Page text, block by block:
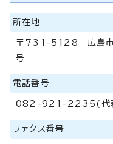
所在地
〒731-5128 広島市
号
電話番号
082-921-2235(代
ファクス番号